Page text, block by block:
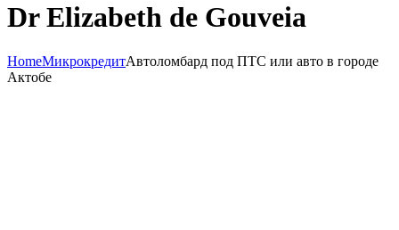
Dr Elizabeth de Gouveia
HomeМикрокредитАвтоломбард под ПТС или авто в городе
Актобе